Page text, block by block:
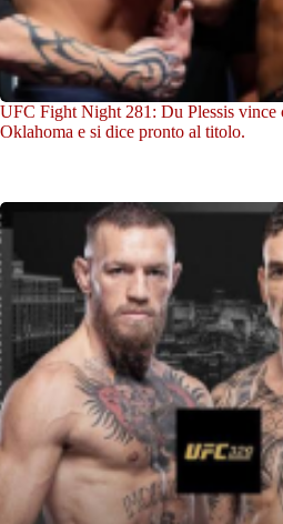
UFC Fight Night 281: Du Plessis vince
Oklahoma e si dice pronto al titolo.